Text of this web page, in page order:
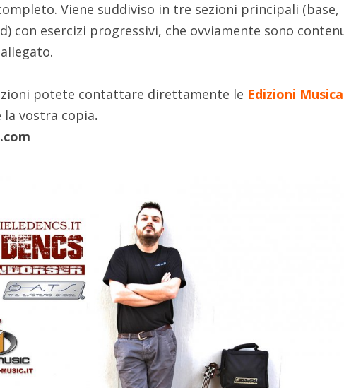
Viene suddiviso in tre sezioni principali (base,
con esercizi progressivi, che ovviamente sono
potete contattare direttamente le Edizioni
la vostra copia.